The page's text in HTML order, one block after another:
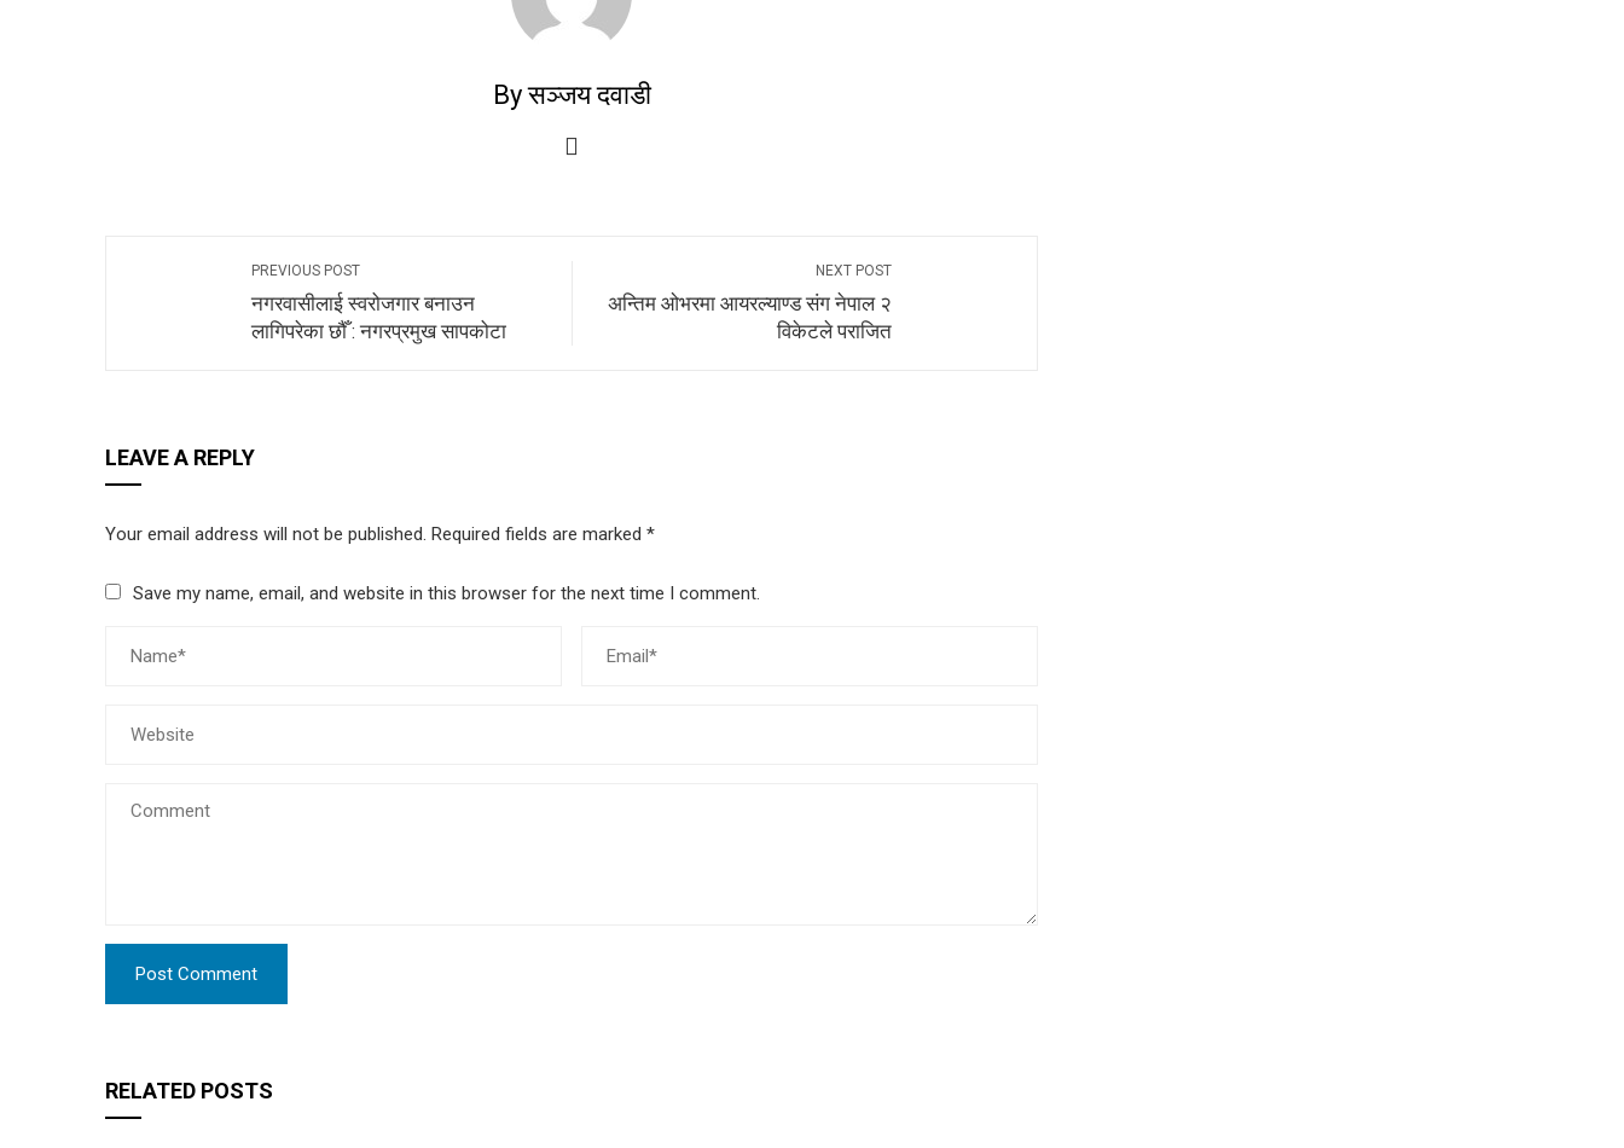
By सञ्जय दवाडी
PREVIOUS POST
नगरवासीलाई स्वरोजगार बनाउन
लागिपरेका छौँ : नगरप्रमुख सापकोटा
NEXT POST
अन्तिम ओभरमा आयरल्याण्ड संग नेपाल २
विकेटले पराजित
LEAVE A REPLY
Your email address will not be published. Required fields are marked *
Save my name, email, and website in this browser for the next time I comment.
RELATED POSTS